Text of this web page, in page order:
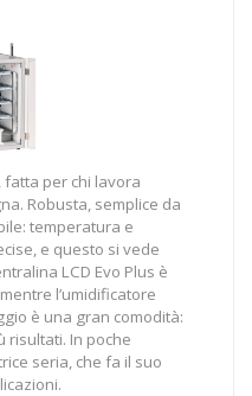
fatta per chi lavora
Robusta, semplice da
temperatura e
e questo si vede
LCD Evo Plus è
l’umidificatore
è una gran comodità:
risultati. In poche
seria, che fa il suo